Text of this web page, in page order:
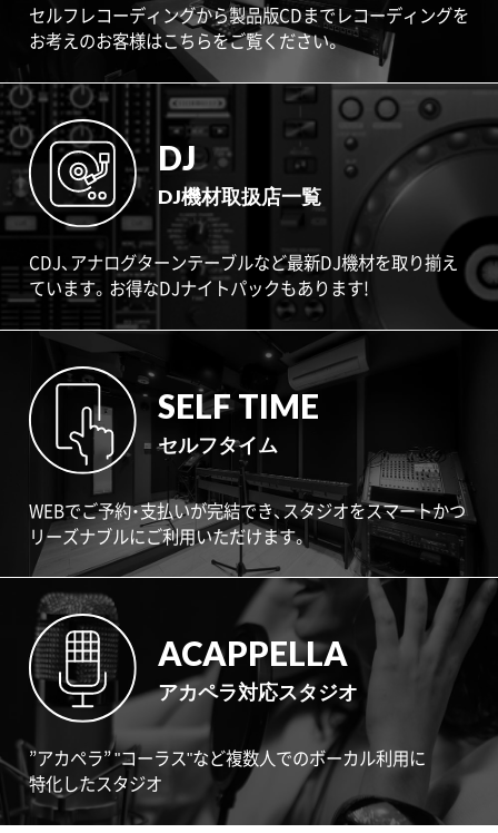
セルフレコーディングから製品版CDまでレコーディングを
お考えのお客様はこちらをご覧ください。
DJ
DJ機材取扱店一覧
CDJ、アナログターンテーブルなど最新DJ機材を取り揃え
ています。お得なDJナイトパックもあります!
SELF TIME
セルフタイム
WEBでご予約・支払いが完結でき、スタジオをスマートかつ
リーズナブルにご利用いただけます。
ACAPPELLA
アカペラ対応スタジオ
”アカペラ” "コーラス"など複数人でのボーカル利用に
特化したスタジオ